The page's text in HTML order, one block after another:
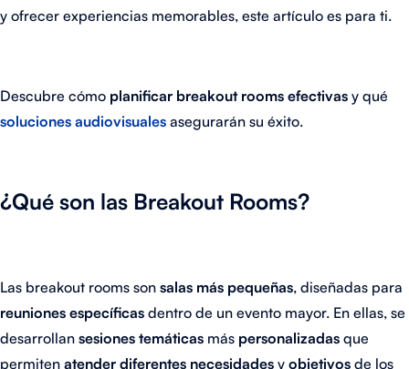
y ofrecer experiencias memorables, este artículo es para ti.
Descubre cómo planificar breakout rooms efectivas y qué
soluciones audiovisuales asegurarán su éxito.
¿Qué son las Breakout Rooms?
Las breakout rooms son salas más pequeñas, diseñadas para
reuniones específicas dentro de un evento mayor. En ellas, se
desarrollan sesiones temáticas más personalizadas que
permiten atender diferentes necesidades y objetivos de los